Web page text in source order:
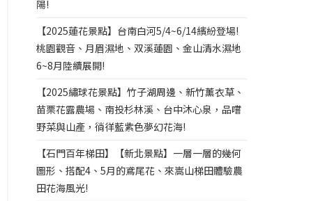
陽!
【2025蓮花景點】台南白河5/4~6/14繽紛登場!
桃園觀音、月眉濕地、双溪蓮園、金山清水濕地
6~8月陸續展開!
【2025繡球花景點】竹子湖周邊、新竹薰衣草、
苗栗花露農場、南投杉林溪、台中沐心泉，品嚐
野菜與山產，徜徉藍紫色夢幻花海!
【石門百年梯田】【新北景點】一層一層的幾何
圖形、搭配4、5月的鳶尾花、來嵩山梯田體驗農
田花海風光!